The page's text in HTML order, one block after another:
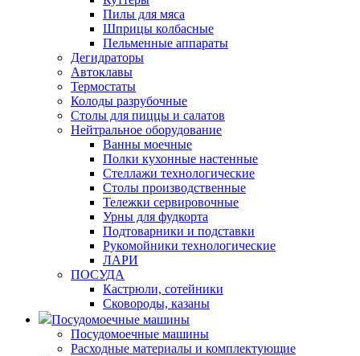
Пилы для мяса
Шприцы колбасные
Пельменные аппараты
Дегидраторы
Автоклавы
Термостаты
Колоды разрубочные
Столы для пиццы и салатов
Нейтральное оборудование
Ванны моечные
Полки кухонные настенные
Стеллажи технологические
Столы производственные
Тележки сервировочные
Урны для фудкорта
Подтоварники и подставки
Рукомойники технологические
ЛАРИ
ПОСУДА
Кастрюли, сотейники
Сковороды, казаны
Посудомоечные машины
Посудомоечные машины
Расходные материалы и комплектующие